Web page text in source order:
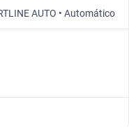
AUTO • Automático